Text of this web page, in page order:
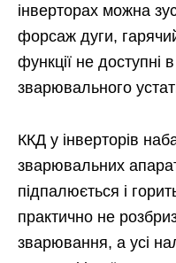
інверторах можна
форсаж дуги,
функції не доступні
зварювального
ККД у інверторів
зварювальних
підпалюється і
практично не
зварювання, а усі